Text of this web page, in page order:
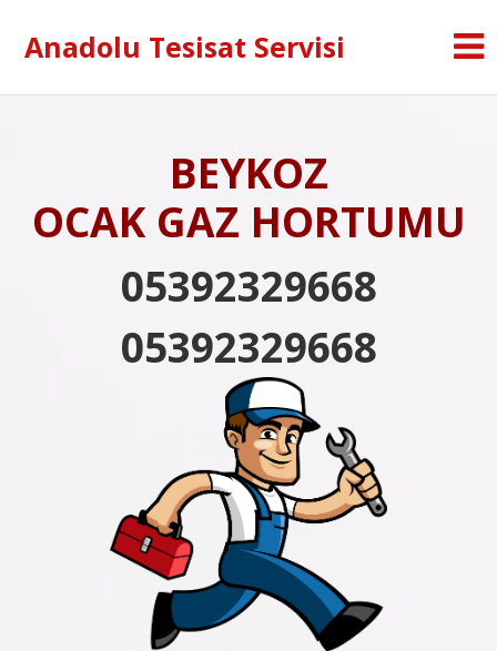
Anadolu Tesisat Servisi
BEYKOZ
OCAK GAZ HORTUMU
05392329668
05392329668